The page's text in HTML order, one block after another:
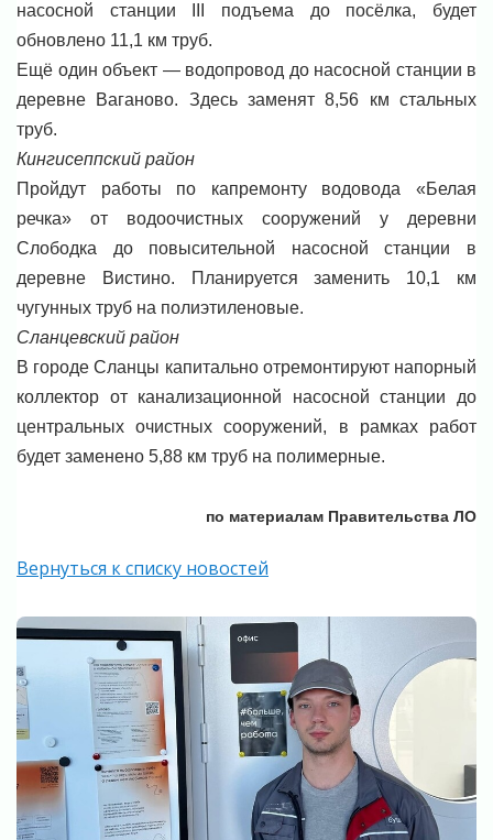
насосной станции III подъема до посёлка, будет
обновлено 11,1 км труб.
Ещё один объект — водопровод до насосной станции в
деревне Ваганово. Здесь заменят 8,56 км стальных
труб.
Кингисеппский район
Пройдут работы по капремонту водовода «Белая
речка» от водоочистных сооружений у деревни
Слободка до повысительной насосной станции в
деревне Вистино. Планируется заменить 10,1 км
чугунных труб на полиэтиленовые.
Сланцевский район
В городе Сланцы капитально отремонтируют напорный
коллектор от канализационной насосной станции до
центральных очистных сооружений, в рамках работ
будет заменено 5,88 км труб на полимерные.
по материалам Правительства ЛО
Вернуться к списку новостей